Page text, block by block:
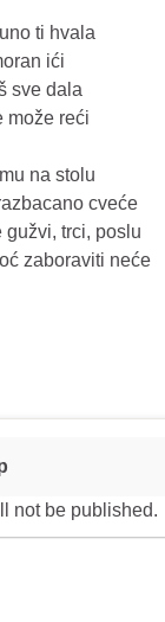
ti hvala
ići
sve dala
može reći
na stolu
cveće
gužvi, trci, poslu
zaboraviti neće
not be published.